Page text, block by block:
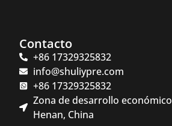
Contacto
+86 17329325832
info@shuliypre.com
+86 17329325832
Zona de desarrollo
Henan, China